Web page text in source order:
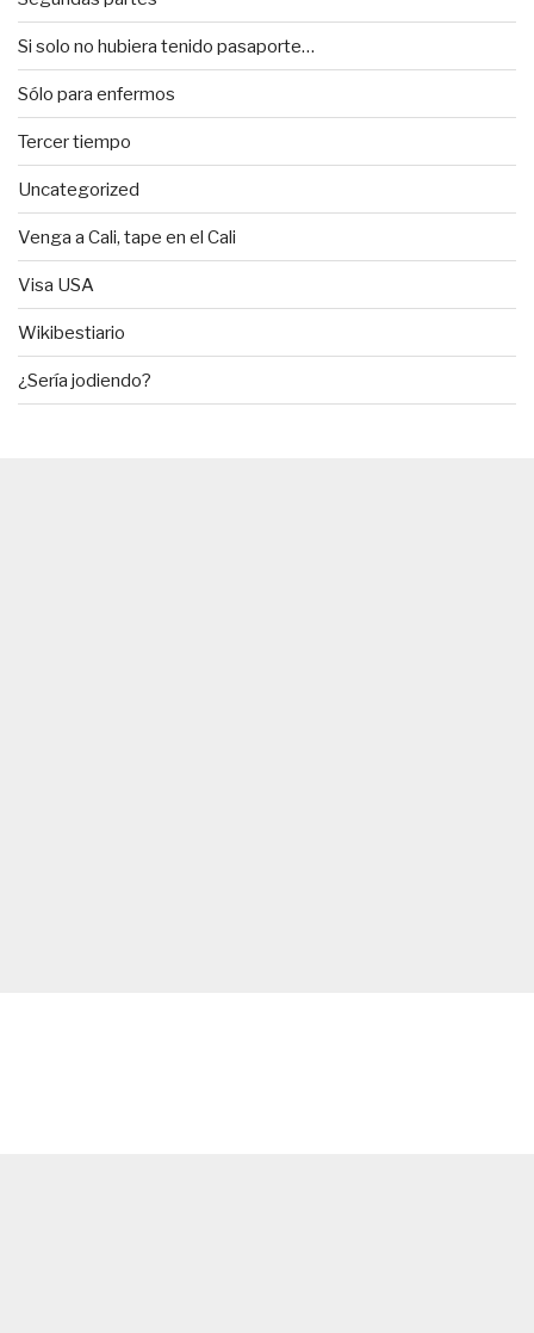
Si solo no hubiera tenido pasaporte…
Sólo para enfermos
Tercer tiempo
Uncategorized
Venga a Cali, tape en el Cali
Visa USA
Wikibestiario
¿Sería jodiendo?